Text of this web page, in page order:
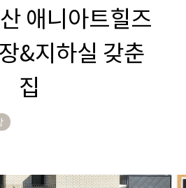
애니아트힐즈
&지하실 갖춘
집